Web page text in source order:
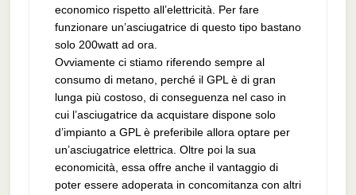
economico rispetto all’elettricità. Per fare
funzionare un’asciugatrice di questo tipo bastano
solo 200watt ad ora.
Ovviamente ci stiamo riferendo sempre al
consumo di metano, perché il GPL è di gran
lunga più costoso, di conseguenza nel caso in
cui l’asciugatrice da acquistare dispone solo
d’impianto a GPL è preferibile allora optare per
un’asciugatrice elettrica. Oltre poi la sua
economicità, essa offre anche il vantaggio di
poter essere adoperata in concomitanza con altri